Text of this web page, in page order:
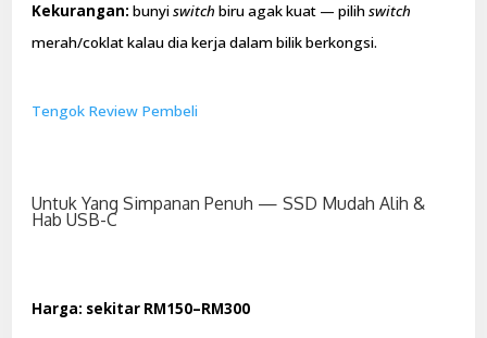
Kekurangan: bunyiswitch biru agak kuat — pilihswitch
merah/coklat kalau dia kerja dalam bilik berkongsi.
Tengok Review Pembeli
Untuk Yang Simpanan Penuh — SSD Mudah Alih &
Hab USB-C
Harga: sekitar RM150–RM300